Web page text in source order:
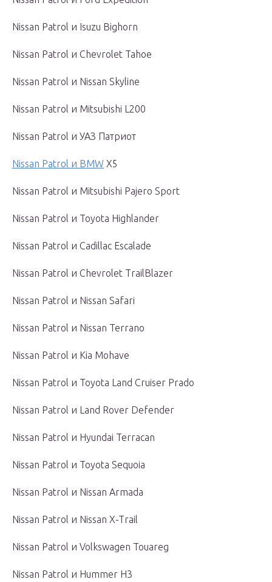
Nissan Patrol и Isuzu Bighorn
Nissan Patrol и Chevrolet Tahoe
Nissan Patrol и Nissan Skyline
Nissan Patrol и Mitsubishi L200
Nissan Patrol и УАЗ Патриот
Nissan Patrol и BMW X5
Nissan Patrol и Mitsubishi Pajero Sport
Nissan Patrol и Toyota Highlander
Nissan Patrol и Cadillac Escalade
Nissan Patrol и Chevrolet TrailBlazer
Nissan Patrol и Nissan Safari
Nissan Patrol и Nissan Terrano
Nissan Patrol и Kia Mohave
Nissan Patrol и Toyota Land Cruiser Prado
Nissan Patrol и Land Rover Defender
Nissan Patrol и Hyundai Terracan
Nissan Patrol и Toyota Sequoia
Nissan Patrol и Nissan Armada
Nissan Patrol и Nissan X-Trail
Nissan Patrol и Volkswagen Touareg
Nissan Patrol и Hummer H3